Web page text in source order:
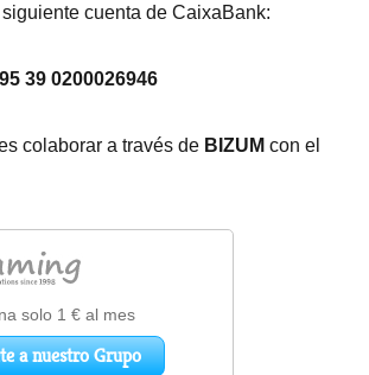
cuenta de CaixaBank:
39 0200026946
colaborar a través de BIZUM con el